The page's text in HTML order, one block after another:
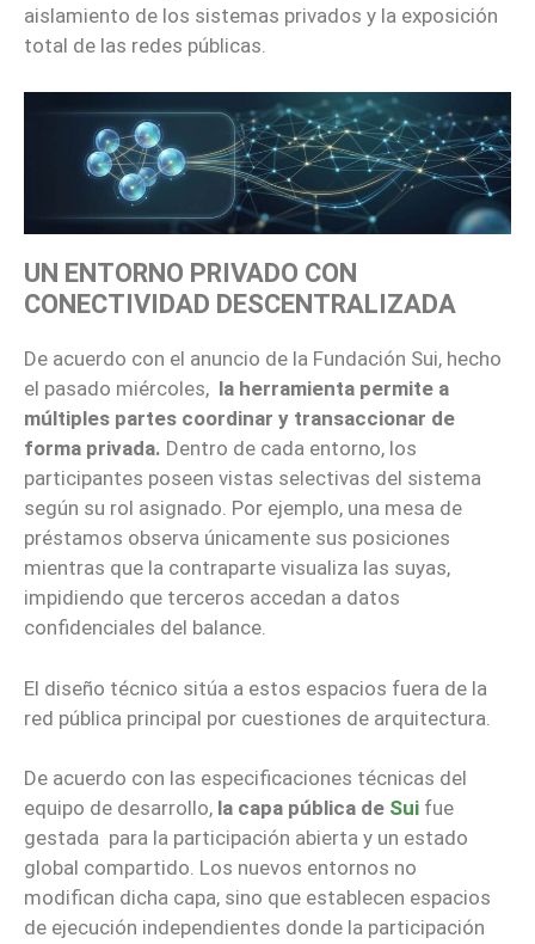
aislamiento de los sistemas privados y la exposición
total de las redes públicas.
UN ENTORNO PRIVADO CON
CONECTIVIDAD DESCENTRALIZADA
De acuerdo con el anuncio de la Fundación Sui, hecho
el pasado miércoles, la herramienta permite a
múltiples partes coordinar y transaccionar de
forma privada. Dentro de cada entorno, los
participantes poseen vistas selectivas del sistema
según su rol asignado. Por ejemplo, una mesa de
préstamos observa únicamente sus posiciones
mientras que la contraparte visualiza las suyas,
impidiendo que terceros accedan a datos
confidenciales del balance.
El diseño técnico sitúa a estos espacios fuera de la
red pública principal por cuestiones de arquitectura.
De acuerdo con las especificaciones técnicas del
equipo de desarrollo, la capa pública de Sui fue
gestada para la participación abierta y un estado
global compartido. Los nuevos entornos no
modifican dicha capa, sino que establecen espacios
de ejecución independientes donde la participación